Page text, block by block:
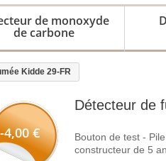
de monoxyde
de carbone
Kidde 29-FR
Détecteur de
Bouton de test -
constructeur de 5
-4,00 €